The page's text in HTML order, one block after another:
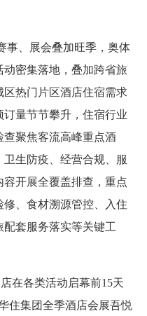
事、展会叠加旺季，奥体
密集落地，叠加跨省旅
热门片区酒店住宿需求
量节节攀升，住宿行业
聚焦客流高峰重点酒
生防疫、经营合规、服
开展全覆盖排查，重点
、食材溯源管控、入住
配套服务落实等关键工
在各类活动启幕前15天
住集团全季酒店会展吾悦